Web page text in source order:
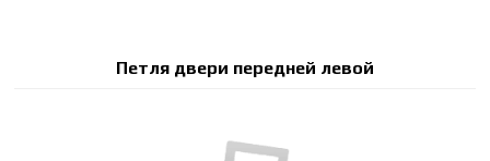
Петля двери передней левой